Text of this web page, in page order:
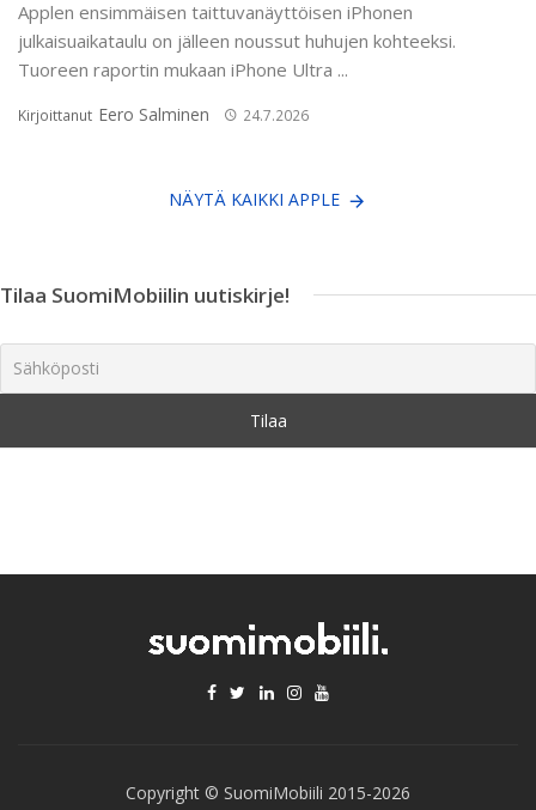
Applen ensimmäisen taittuvanäyttöisen iPhonen
julkaisuaikataulu on jälleen noussut huhujen kohteeksi.
Tuoreen raportin mukaan iPhone Ultra ...
Kirjoittanut Eero Salminen 24.7.2026
NÄYTÄ KAIKKI APPLE
Tilaa SuomiMobiilin uutiskirje!
Copyright © SuomiMobiili 2015-2026